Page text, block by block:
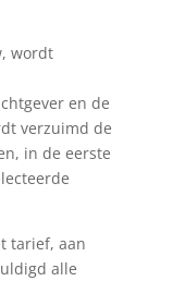
wordt
en de
verzuimd de
in de eerste
tarief, aan
alle